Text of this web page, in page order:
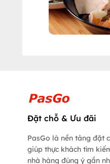
Đặt chỗ & Ưu đãi
PasGo là nền tảng đặt
giúp thực khách tìm
nhà hàng đúng ý gần